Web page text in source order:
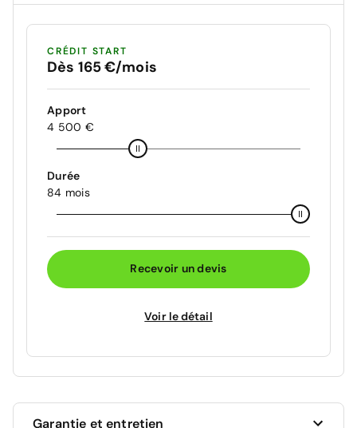
CRÉDIT START
Dès 165 €/mois
Apport
4 500 €
Durée
84 mois
Recevoir un devis
Voir le détail
Garantie et entretien